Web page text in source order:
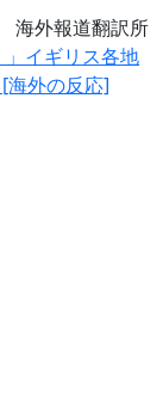
海外報道翻訳所
イギリス各地
海外の反応]